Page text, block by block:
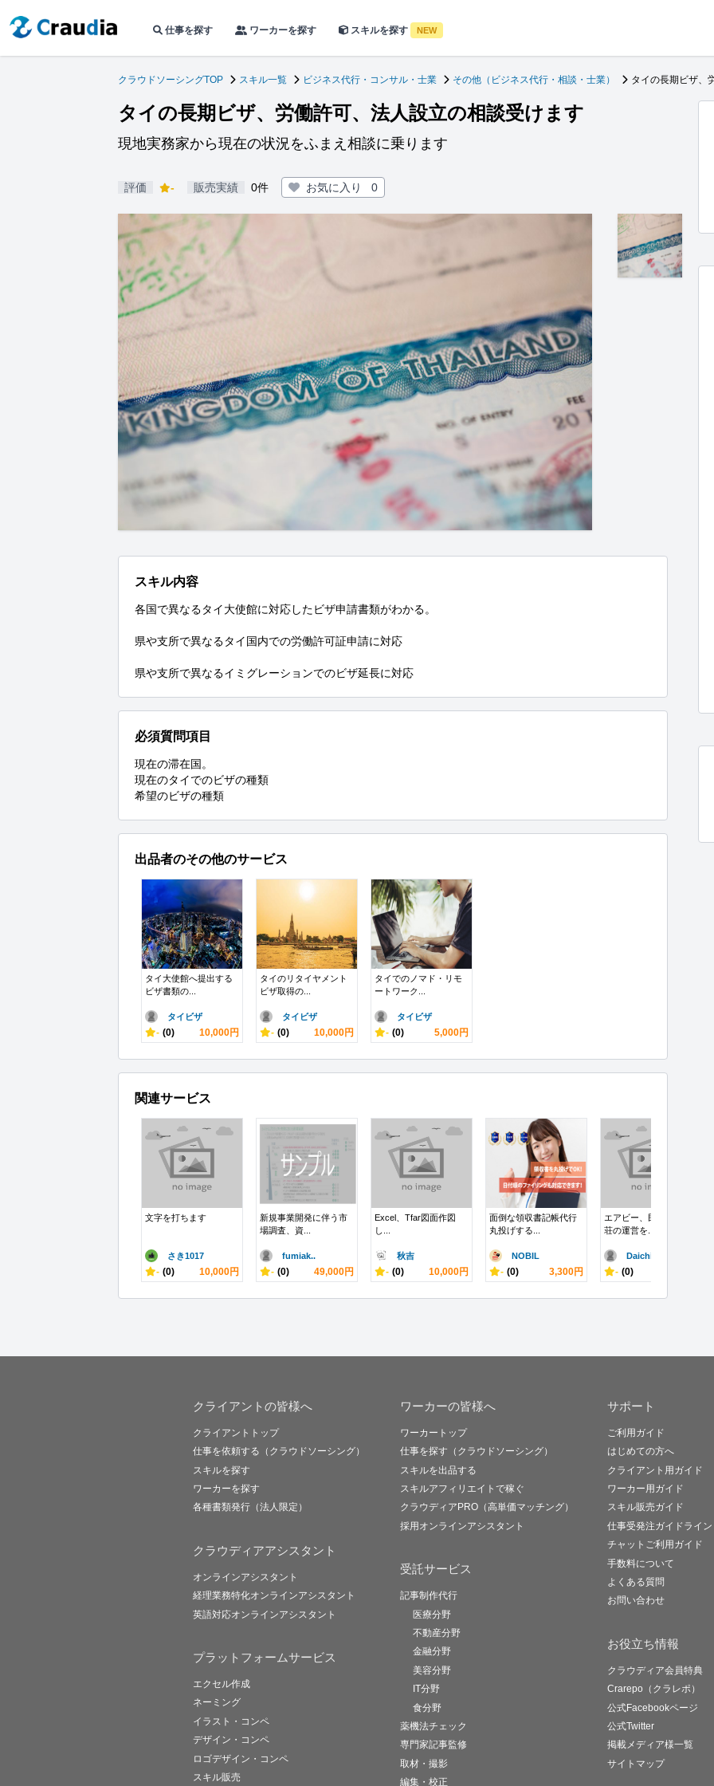
仕事を探す ワーカーを探す スキルを探す NEW
クラウドソーシングTOP スキル一覧 ビジネス代行・コンサル・士業 その他（ビジネス代行・相談・士業） タイの長期ビザ、
タイの長期ビザ、労働許可、法人設立の相談受けます
現地実務家から現在の状況をふまえ相談に乗ります
評価 - 販売実績 0件 お気に入り 0
スキル内容
各国で異なるタイ大使館に対応したビザ申請書類がわかる。
県や支所で異なるタイ国内での労働許可証申請に対応
県や支所で異なるイミグレーションでのビザ延長に対応
必須質問項目
現在の滞在国。
現在のタイでのビザの種類
希望のビザの種類
出品者のその他のサービス
タイ大使館へ提出する
ビザ書類の...
タイビザ
- (0) 10,000円
タイのリタイヤメント
ビザ取得の...
タイビザ
- (0) 10,000円
タイでのノマド・リモ
ートワーク...
タイビザ
- (0) 5,000円
関連サービス
文字を打ちます
さき1017
- (0) 10,000円
新規事業開発に伴う市
場調査、資...
fumiak..
- (0) 49,000円
Excel、Tfar図面作図
し...
秋吉
- (0) 10,000円
面倒な領収書記帳代行
丸投げする...
NOBIL
- (0) 3,300円
エアビー、民泊や貸別
荘の運営を...
Daichi..
- (0)
クライアントの皆様へ
クライアントトップ
仕事を依頼する（クラウドソーシング）
スキルを探す
ワーカーを探す
各種書類発行（法人限定）
クラウディアアシスタント
オンラインアシスタント
経理業務特化オンラインアシスタント
英語対応オンラインアシスタント
プラットフォームサービス
エクセル作成
ネーミング
イラスト・コンペ
デザイン・コンペ
ロゴデザイン・コンペ
スキル販売
ワーカーの皆様へ
ワーカートップ
仕事を探す（クラウドソーシング）
スキルを出品する
スキルアフィリエイトで稼ぐ
クラウディアPRO（高単価マッチング）
採用オンラインアシスタント
受託サービス
記事制作代行
医療分野
不動産分野
金融分野
美容分野
IT分野
食分野
薬機法チェック
専門家記事監修
取材・撮影
編集・校正
サポート
ご利用ガイド
はじめての方へ
クライアント用ガイド
ワーカー用ガイド
スキル販売ガイド
仕事受発注ガイドライン
チャットご利用ガイド
手数料について
よくある質問
お問い合わせ
お役立ち情報
クラウディア会員特典
Crarepo（クラレポ）
公式Facebookページ
公式Twitter
掲載メディア様一覧
サイトマップ